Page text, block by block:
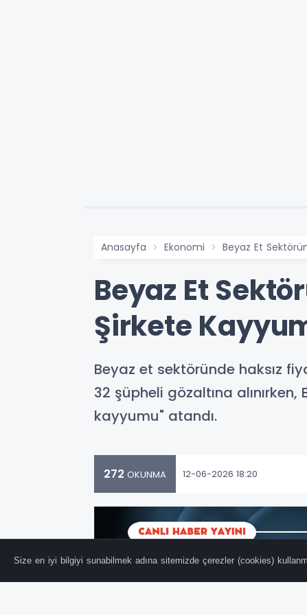
Anasayfa Ekonomi Beyaz Et
Beyaz Et
Şirkete
Beyaz et sektöründe haksız
32 şüpheli gözaltına
kayyumu" atandı.
272 OKUNMA 12-06-2026 18:20
Size en iyi bilgiyi sunabilmek adına sitemizde çerezler (cookies)